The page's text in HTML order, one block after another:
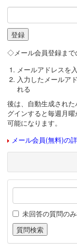
◇メール会員登録まで
メールアドレスを
入力したメールア
れる
後は、自動生成され
グインすると毎週月
可能になります。
メール会員(無料)の
未回答の質問の